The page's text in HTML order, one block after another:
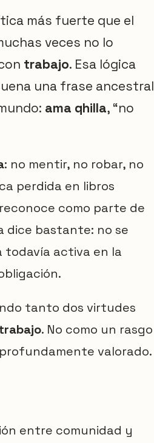
más fuerte que el
veces no lo
trabajo. Esa lógica
una frase ancestral
ama qhilla, “no
: no mentir, no robar, no
perdida en libros
como parte de
dice bastante: no se
todavía activa en la
tanto dos virtudes
. No como un rasgo
valorado.
entre comunidad y